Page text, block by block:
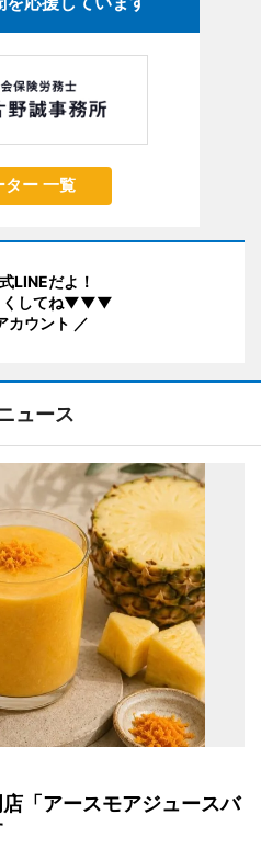
ター 一覧
LINEだよ！
してね▼▼▼
カウント ／
ュース
「アースモアジュースバ